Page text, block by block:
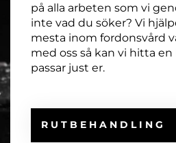
på alla arbeten som vi
inte vad du söker? Vi
mesta inom fordonsvård
med oss så kan vi hitta
passar just er.
RUTBEHANDLING